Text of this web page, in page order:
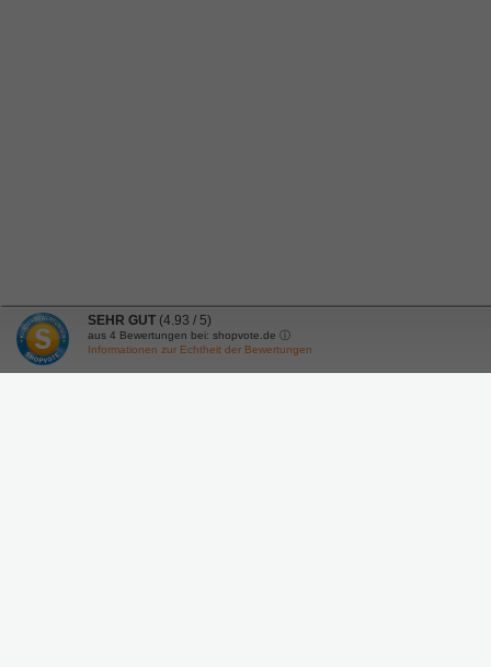
SEHR GUT (4.93 / 5)
aus 4 Bewertungen bei: shopvote.de ⓘ
Informationen zur Echtheit der Bewertungen